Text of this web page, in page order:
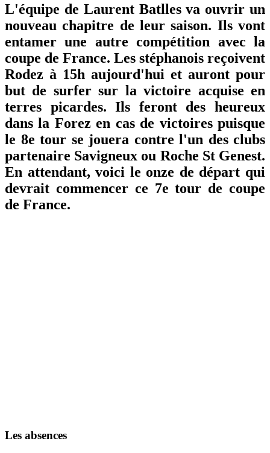
L'équipe de Laurent Batlles va ouvrir un
nouveau chapitre de leur saison. Ils vont
entamer une autre compétition avec la
coupe de France. Les stéphanois reçoivent
Rodez à 15h aujourd'hui et auront pour
but de surfer sur la victoire acquise en
terres picardes. Ils feront des heureux
dans la Forez en cas de victoires puisque
le 8e tour se jouera contre l'un des clubs
partenaire Savigneux ou Roche St Genest.
En attendant, voici le onze de départ qui
devrait commencer ce 7e tour de coupe
de France.
Les absences